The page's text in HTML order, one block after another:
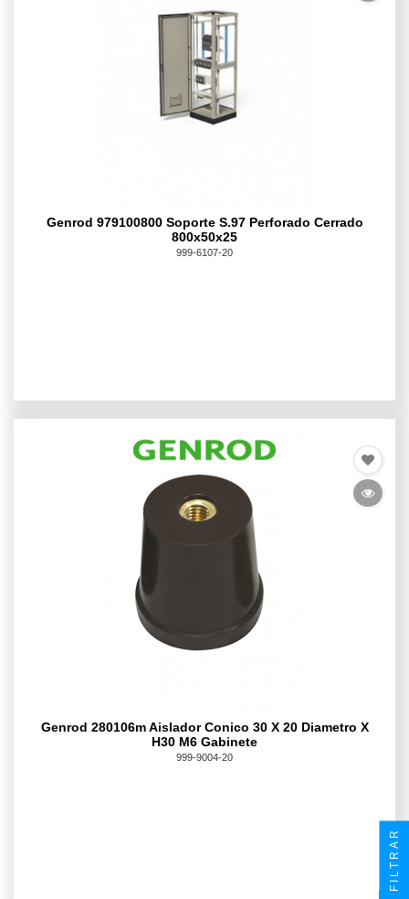
Genrod 979100800 Soporte S.97 Perforado Cerrado
800x50x25
999-6107-20
Genrod 280106m Aislador Conico 30 X 20 Diametro X
H30 M6 Gabinete
999-9004-20
FILTRAR